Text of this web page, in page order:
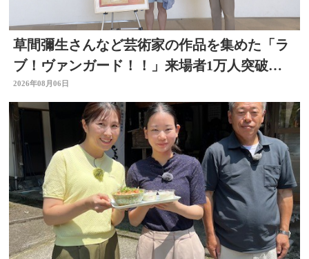
草間彌生さんなど芸術家の作品を集めた「ラ
ブ！ヴァンガード！！」来場者1万人突破
大分県立美術館
2026年08月06日